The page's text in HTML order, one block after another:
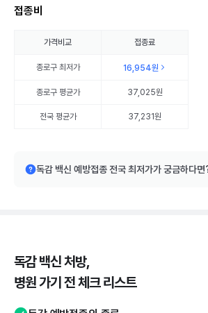
접종비
가격비교 접종료
종로구최저가 16,954원
종로구평균가 37,025원
전국 평균가 37,231원
독감 백신 예방접종 전국 최저가가 궁금하다면
독감 백신 처방,
병원 가기 전 체크 리스트